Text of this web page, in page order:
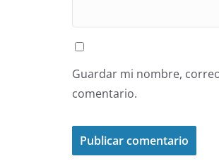
Guardar mi nombre,
comentario.